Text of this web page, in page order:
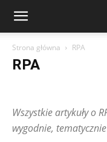
Strona główna RPA
RPA
Francja
Grecja
Indie
Indonezja
Korea Południowa
Wszystkie artykuły o
wygodnie,